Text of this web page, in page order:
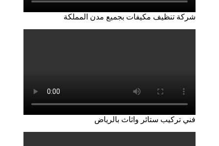
شركة تنظيف مكيفات بجميع مدن المملكة
فني تركيب ستائر واثاث بالرياض